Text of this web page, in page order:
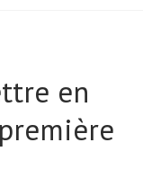
en